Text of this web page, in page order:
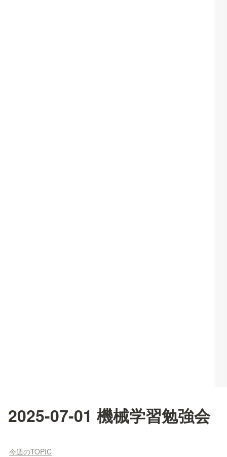
2025-07-01 機械学習勉強会
今週のTOPIC